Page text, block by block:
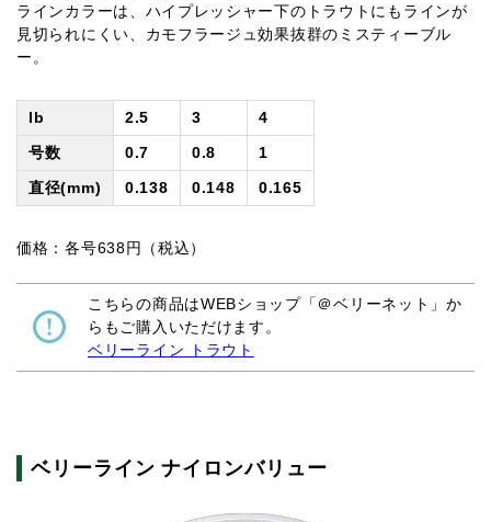
ラインカラーは、ハイプレッシャー下のトラウトにもラインが
見切られにくい、カモフラージュ効果抜群のミスティーブル
ー。
lb 2.5 3
4
号数
0.7 0.8
1
直径(mm)
0.138 0.148 0.165
価格：各号638円（税込）
こちらの商品はWEBショップ「＠ベリーネット」か
らもご購入いただけます。
ベリーライン トラウト
ベリーライン ナイロンバリュー